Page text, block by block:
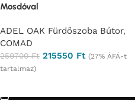
Mosdóval
ADEL OAK Fürdőszoba Bútor,
COMAD
259700Ft 215550 Ft (27% ÁFÁ-t
tartalmaz)